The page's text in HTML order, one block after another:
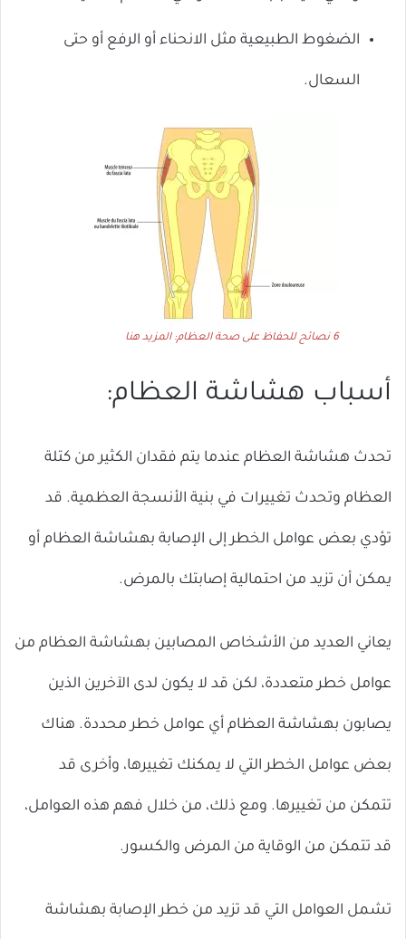
الضغوط الطبيعية مثل الانحناء أو الرفع أو حتى
السعال.
6 نصائح للحفاظ على صحة العظام: المزيد هنا
أسباب هشاشة العظام:
تحدث هشاشة العظام عندما يتم فقدان الكثير من كتلة
العظام وتحدث تغييرات في بنية الأنسجة العظمية. قد
تؤدي بعض عوامل الخطر إلى الإصابة بهشاشة العظام أو
يمكن أن تزيد من احتمالية إصابتك بالمرض.
يعاني العديد من الأشخاص المصابين بهشاشة العظام من
عوامل خطر متعددة، لكن قد لا يكون لدى الآخرين الذين
يصابون بهشاشة العظام أي عوامل خطر محددة. هناك
بعض عوامل الخطر التي لا يمكنك تغييرها، وأخرى قد
تتمكن من تغييرها. ومع ذلك، من خلال فهم هذه العوامل،
قد تتمكن من الوقاية من المرض والكسور.
تشمل العوامل التي قد تزيد من خطر الإصابة بهشاشة